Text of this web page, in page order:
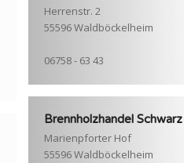
Herrenstr. 2
55596 Waldböckelheim
06758 - 63 43
Brennholzhandel Schwarz
Marienpforter Hof
55596 Waldböckelheim